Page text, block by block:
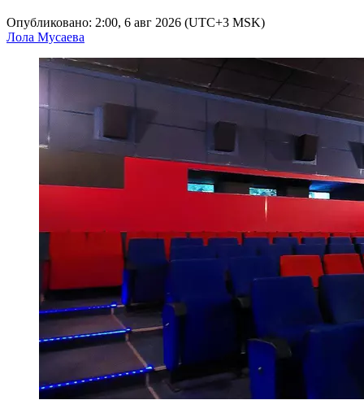
Опубликовано: 2:00, 6 авг 2026 (UTC+3 MSK)
Лола Мусаева